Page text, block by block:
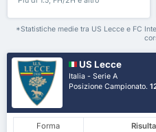
*Statistiche medie tra US Lecce e FC
US Lecce
Italia - Serie A
Posizione Campionato.
Forma